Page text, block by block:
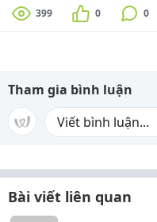
399 0 0
Tham gia bình luận
Bài viết liên quan